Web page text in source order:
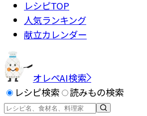
レシピTOP
人気ランキング
献立カレンダー
オレペAI検索
レシピ検索
読みもの検索